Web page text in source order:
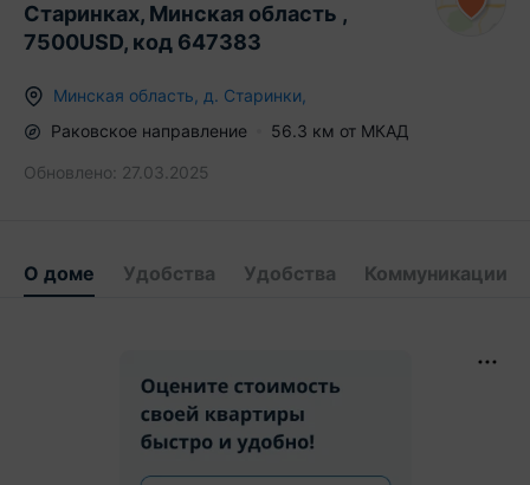
Старинках, Минская область ,
7500USD, код 647383
Минская область д. Старинки
Раковское направление 56.3 км от МКАД
Обновлено: 27.03.2025
О доме Удобства Удобства Коммуникации